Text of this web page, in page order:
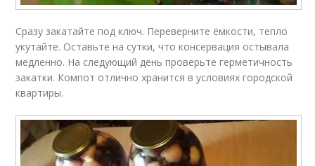
Сразу закатайте под ключ. Переверните ёмкости, тепло
укутайте. Оставьте на сутки, что консервация остывала
медленно. На следующий день проверьте герметичность
закатки. Компот отлично хранится в условиях городской
квартиры.